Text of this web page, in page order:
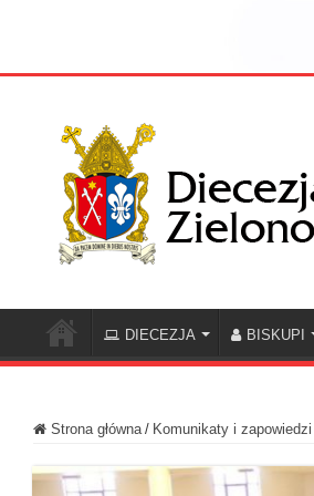
DIECEZJA BISKUPI
Strona główna / Komunikaty i zapowiedzi